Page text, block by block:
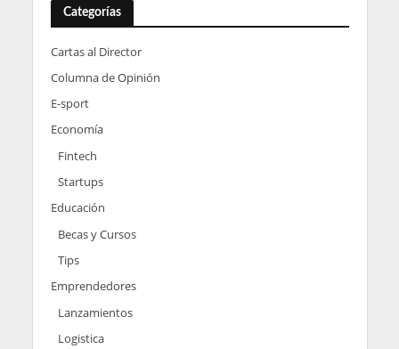
Categorías
Cartas al Director
Columna de Opinión
E-sport
Economía
Fintech
Startups
Educación
Becas y Cursos
Tips
Emprendedores
Lanzamientos
Logistica